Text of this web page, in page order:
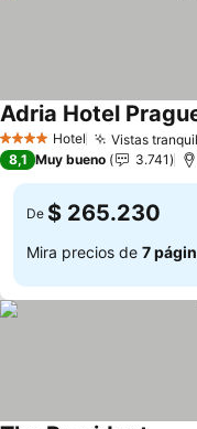
4 EstrellasHotel Vistas
Adria Hotel
8,1 Muy bueno 3.741
De $ 265.230
Mira precios de 7